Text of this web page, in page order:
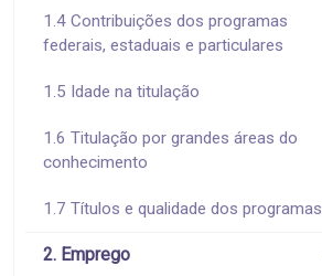
1.4 Contribuições dos programas
federais, estaduais e particulares
1.5 Idade na titulação
1.6 Titulação por grandes áreas do
conhecimento
1.7 Títulos e qualidade dos programas
2. Emprego